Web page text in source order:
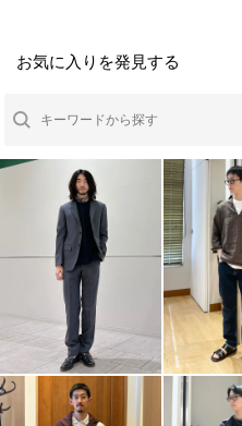
お気に入りを発見する